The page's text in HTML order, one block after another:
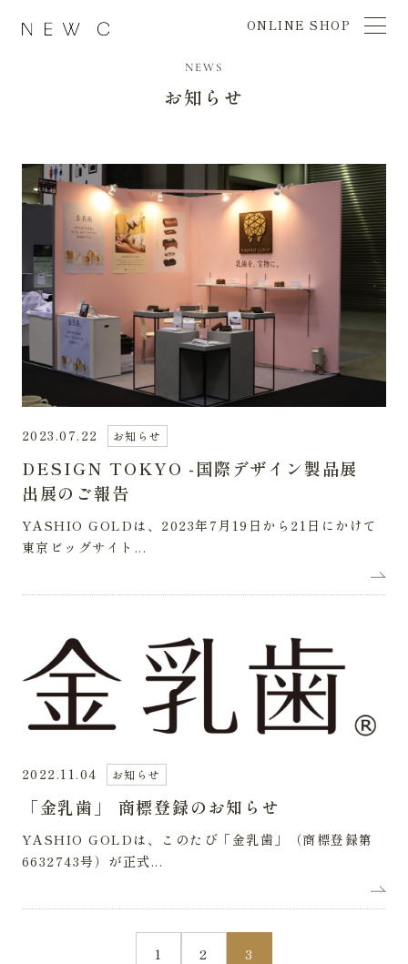
ONLINE SHOP
NEWS
お知らせ
2023.07.22 お知らせ
DESIGN TOKYO -国際デザイン製品展
出展のご報告
YASHIO GOLDは、2023年7月19日から21日にかけて
東京ビッグサイト...
2022.11.04 お知らせ
「金乳歯」 商標登録のお知らせ
YASHIO GOLDは、このたび「金乳歯」（商標登録第
6632743号）が正式...
1 2 3